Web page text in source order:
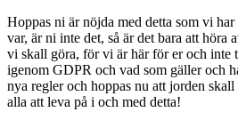
Hoppas ni är nöjda med detta som vi
var, är ni inte det, så är det bara att höra
vi skall göra, för vi är här för er och inte
igenom GDPR och vad som gäller och
nya regler och hoppas nu att jorden
alla att leva på i och med detta!